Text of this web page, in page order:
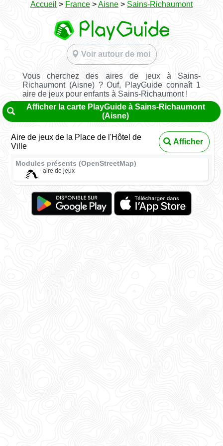
Accueil > France >Aisne > Sains-Richaumont
Voir autour de moi
Vous cherchez des aires de jeux à Sains-
Richaumont (Aisne) ? Ouf, PlayGuide connaît 1
aire de jeux pour enfants à Sains-Richaumont !
Afficher la carte PlayGuide à Sains-Richaumont
(Aisne)
Aire de jeux de la Place de l'Hôtel de
Ville
Afficher
Modules présents (OpenStreetMap)
aire de jeux